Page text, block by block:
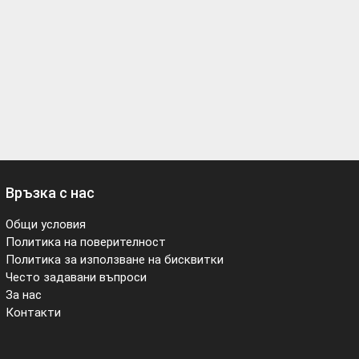
Връзка с нас
Общи условия
Политика на поверителност
Политика за използване на бисквитки
Често задавани въпроси
За нас
Контакти